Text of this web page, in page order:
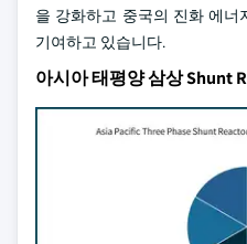
을 강화하고 중국의 진화 에너
기여하고 있습니다.
아시아 태평양 삼상 Shunt